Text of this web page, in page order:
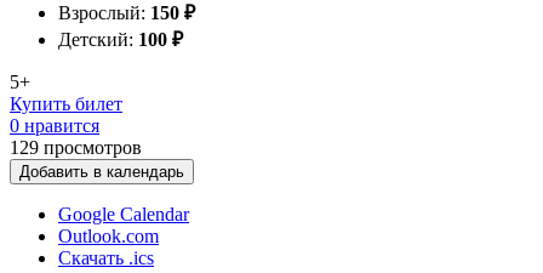
Взрослый: 150 ₽
Детский: 100 ₽
5+
Купить билет
0 нравится
129 просмотров
Добавить в календарь
Google Calendar
Outlook.com
Скачать .ics